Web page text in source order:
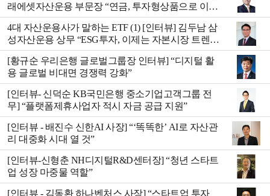
래에셋자산운용 부문장 “연금, 투자형상품으로 이동
시작”
4대 자산운용사가 말하는 ETF (1) [인터뷰] 김두남 삼
성자산운용 상무 “ESG투자, 이제는 자본시장 트렌
드”
[황규순 우리은행 글로벌그룹장 인터뷰] “디지털 활
용 글로벌 비대면 경쟁력 강화”
[인터뷰- 신덕순 KB국민은행 중소기업고객그룹 전
무] “플랫폼제휴사업자 적시 자금 공급 지원”
[인터뷰 - 배진수 신한AI 사장] “‘똑똑한’ AI로 자산관
리 대중화 시대 열 것”
[인터뷰-신형춘 NH디지털R&D센터장] “청년 스타트
업 성장 마중물 역할”
[인터뷰 - 김동환 하나벤처스 사장] “스타트업 투자